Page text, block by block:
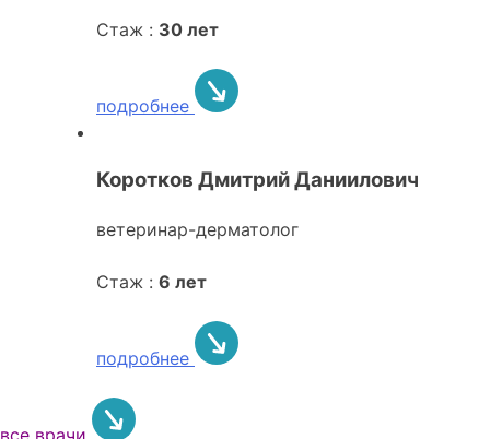
Стаж : 30 лет
подробнее
Коротков Дмитрий Даниилович
ветеринар-дерматолог
Стаж : 6 лет
подробнее